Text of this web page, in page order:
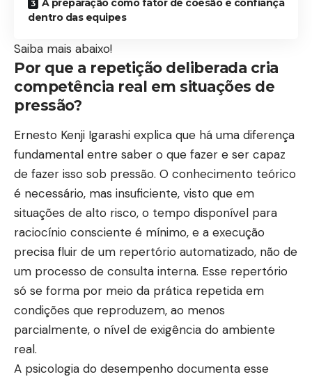
dentro das equipes
Saiba mais abaixo!
Por que a repetição deliberada cria
competência real em situações de
pressão?
Ernesto Kenji Igarashi explica que há uma diferença
fundamental entre saber o que fazer e ser capaz
de fazer isso sob pressão. O conhecimento teórico
é necessário, mas insuficiente, visto que em
situações de alto risco, o tempo disponível para
raciocínio consciente é mínimo, e a execução
precisa fluir de um repertório automatizado, não de
um processo de consulta interna. Esse repertório
só se forma por meio da prática repetida em
condições que reproduzem, ao menos
parcialmente, o nível de exigência do ambiente
real.
A psicologia do desempenho documenta esse